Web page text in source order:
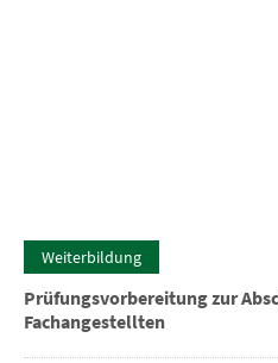
Weiterbildung
Prüfungsvorbereitung zur
Fachangestellten